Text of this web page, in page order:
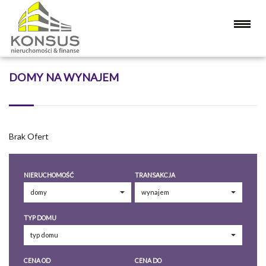
DOMY NA WYNAJEM
Brak Ofert
NIERUCHOMOŚĆ TRANSAKCJA
TYP DOMU
CENA OD CENA DO